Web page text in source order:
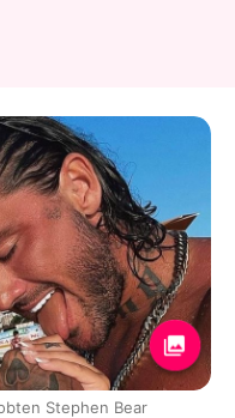
Stephen Bear